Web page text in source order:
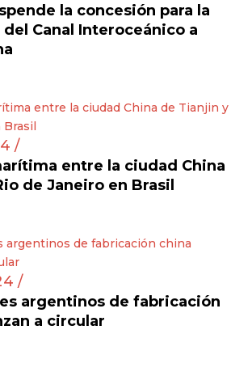
la concesión para la
Canal Interoceánico a
/
entre la ciudad China
de Janeiro en Brasil
/
argentinos de fabricación
a circular